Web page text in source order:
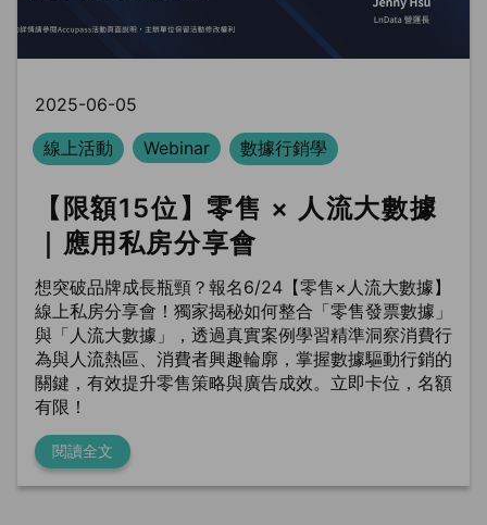
2025-06-05
線上活動
Webinar 數據行銷學
【限額15位】零售 × 人流大數據
｜應用私房分享會
想突破品牌成長瓶頸？報名6/24【零售×人流大數據】
線上私房分享會！獨家揭秘如何整合「零售發票數據」
與「人流大數據」，透過真實案例學習精準洞察消費行
為與人流熱區、消費者興趣輪廓，掌握數據驅動行銷的
關鍵，有效提升零售策略與廣告成效。立即卡位，名額
有限！
閱讀全文